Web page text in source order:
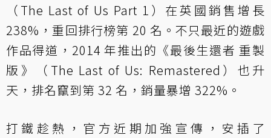
（The Last of Us Part 1）在英國銷售增長
238%，重回排行榜第 20 名。不只最近的遊戲
作品得道，2014 年推出的《最後生還者 重製
版》（The Last of Us: Remastered）也升
天，排名竄到第 32 名，銷量暴增 322%。
打鐵趁熱，官方近期加強宣傳，安插了